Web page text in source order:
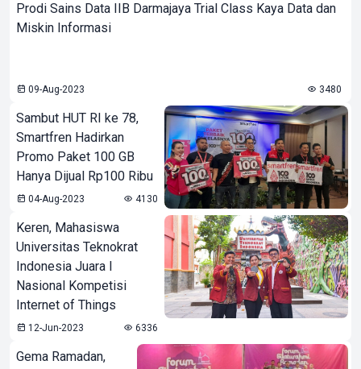
Prodi Sains Data IIB Darmajaya Trial Class Kaya Data dan
Miskin Informasi
09-Aug-2023 3480
Sambut HUT RI ke 78,
Smartfren Hadirkan
Promo Paket 100 GB
Hanya Dijual Rp100 Ribu
04-Aug-2023 4130
Keren, Mahasiswa
Universitas Teknokrat
Indonesia Juara I
Nasional Kompetisi
Internet of Things
12-Jun-2023 6336
Gema Ramadan,